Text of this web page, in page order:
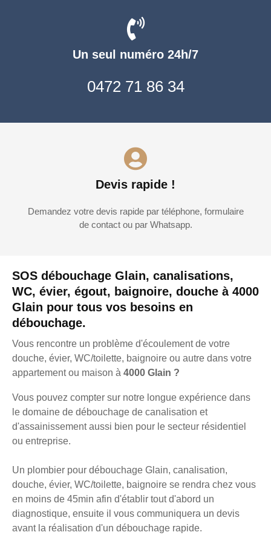
SOS débouchage Glain, canalisations,
WC, évier, égout, baignoire, douche à 4000
Glain pour tous vos besoins en
débouchage.
Vous rencontre un problème d'écoulement de votre
douche, évier, WC/toilette, baignoire ou autre dans votre
appartement ou maison à 4000 Glain ?
Vous pouvez compter sur notre longue expérience dans
le domaine de débouchage de canalisation et
d'assainissement aussi bien pour le secteur résidentiel
ou entreprise.
Un plombier pour débouchage Glain, canalisation,
douche, évier, WC/toilette, baignoire se rendra chez vous
en moins de 45min afin d'établir tout d'abord un
diagnostique, ensuite il vous communiquera un devis
avant la réalisation d'un débouchage rapide.
Un seul numéro 24h/7
0472 71 86 34
Devis rapide !
Demandez votre devis rapide par téléphone, formulaire
de contact ou par Whatsapp.